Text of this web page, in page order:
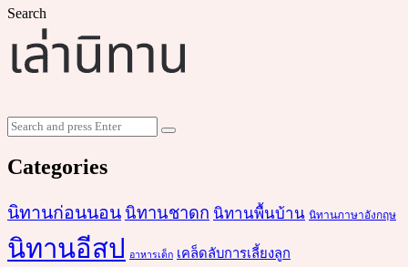
Search
Search
for:
Search
Categories
นิทานก่อนนอน นิทานชาดก นิทานพื้นบ้าน นิทานภาษาอังกฤษ
นิทานอีสป อาหารเด็ก เคล็ดลับการเลี้ยงลูก